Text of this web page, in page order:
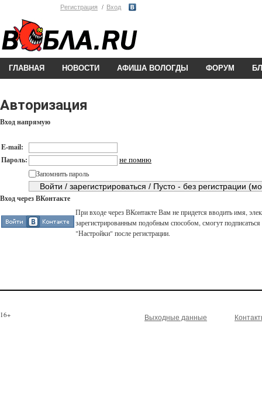
Регистрация Вход
ГЛАВНАЯ НОВОСТИ АФИША ВОЛОГДЫ ФОРУМ
Авторизация
Вход напрямую
E-mail:
Пароль:
не помню
Запомнить пароль
Вход через ВКонтакте
При входе через ВКонтакте Вам не придется вводить имя,
зарегистрированным подобным способом, смогут
"Настройки" после регистрации.
16+ Выходные данные